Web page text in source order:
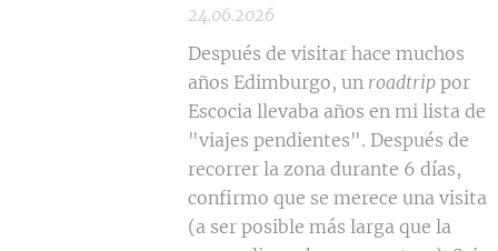
24.06.2026
Después de visitar hace muchos
años Edimburgo, un roadtrippor
Escocia llevaba años en mi lista de
"viajes pendientes". Después de
recorrer la zona durante 6 días,
confirmo que se merece una visita
(a ser posible más larga que la